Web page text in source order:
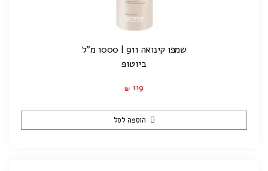
שמפו קינואה 911 | 1000 מ"ל
ביוטופ
₪ 119
הוספה לסל